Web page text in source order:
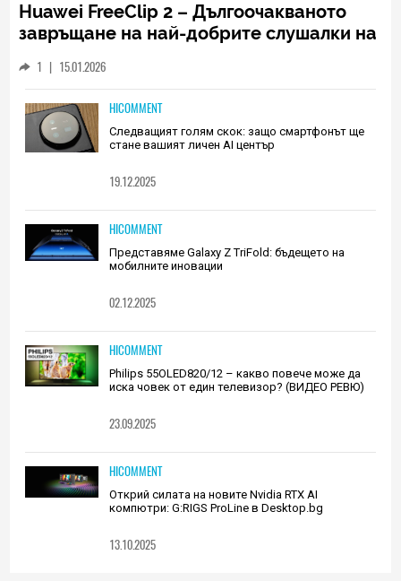
Huawei FreeClip 2 – Дългоочакваното
завръщане на най-добрите слушалки на
1 | 15.01.2026
HICOMMENT
Следващият голям скок: защо смартфонът ще
стане вашият личен AI център
19.12.2025
HICOMMENT
Представяме Galaxy Z TriFold: бъдещето на
мобилните иновации
02.12.2025
HICOMMENT
Philips 55OLED820/12 – какво повече може да
иска човек от един телевизор? (ВИДЕО РЕВЮ)
23.09.2025
HICOMMENT
Открий силата на новите Nvidia RTX AI
компютри: G:RIGS ProLine в Desktop.bg
13.10.2025